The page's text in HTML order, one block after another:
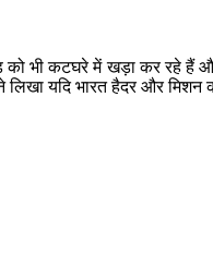
भी कटघरे में खड़ा कर रहे हैं
यदि भारत हैदर और मिशन